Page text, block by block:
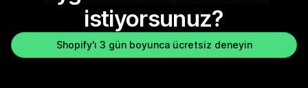
istiyorsunuz?
Shopify'ı 3 gün boyunca ücretsiz deneyin